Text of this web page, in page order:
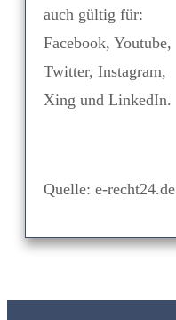
auch gültig für:
Facebook, Youtube,
Twitter, Instagram,
Xing und LinkedIn.
Quelle: e-recht24.de